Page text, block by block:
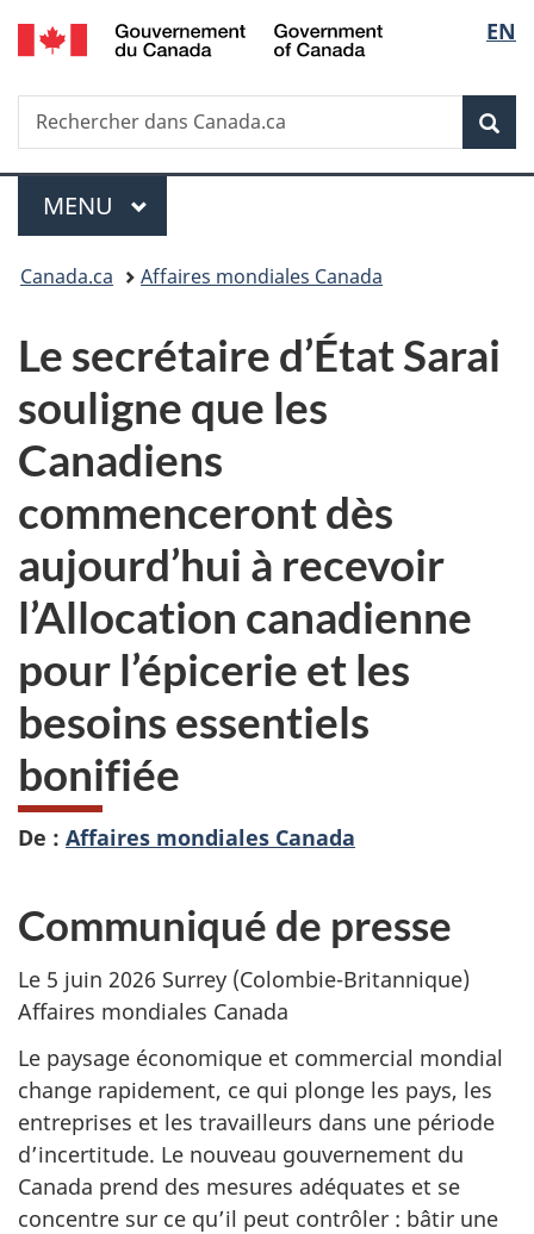
Passer
au
principal
Passer
à
Au
du
Passer
à
version
simplifiée
de
la
EN
Recherche
Rechercher
dans
Menu
MENU PRINCIPAL
Vous
ici :
Canada.ca Affaires mondiales Canada
Le secrétaire d’État Sarai
souligne que les
Canadiens
commenceront dès
aujourd’hui à recevoir
l’Allocation canadienne
pour l’épicerie et les
besoins essentiels
bonifiée
De : Affaires mondiales Canada
Communiqué de presse
Le 5 juin 2026 Surrey (Colombie-Britannique)
Affaires mondiales Canada
Le paysage économique et commercial mondial
change rapidement, ce qui plonge les pays, les
entreprises et les travailleurs dans une période
d’incertitude. Le nouveau gouvernement du
Canada prend des mesures adéquates et se
concentre sur ce qu’il peut contrôler : bâtir une